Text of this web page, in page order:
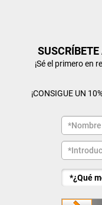
¡Sé el primero en
¡CONSIGUE UN